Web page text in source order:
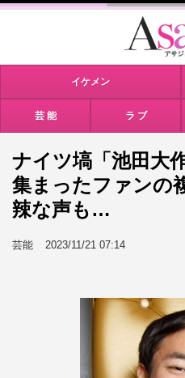
イケメン
芸 能 ラ ブ
ナイツ塙「池田大
集まったファンの
辣な声も…
芸能 2023/11/21 07:14